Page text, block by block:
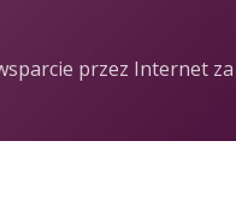
przez Internet